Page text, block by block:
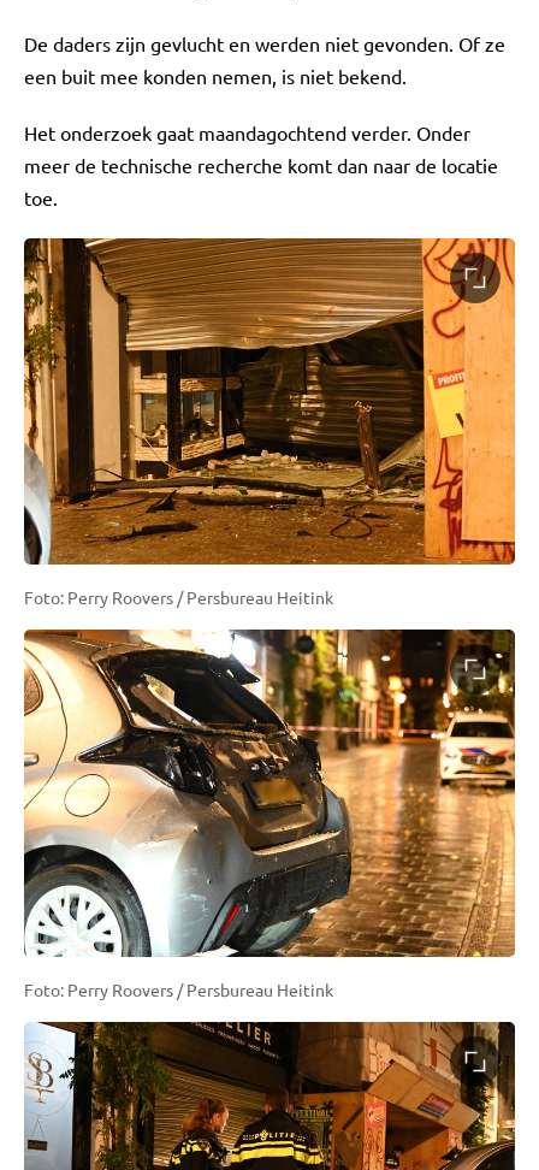
De daders zijn gevlucht en werden niet gevonden. Of ze
een buit mee konden nemen, is niet bekend.
Het onderzoek gaat maandagochtend verder. Onder
meer de technische recherche komt dan naar de locatie
toe.
Foto: Perry Roovers / Persbureau Heitink
Foto: Perry Roovers / Persbureau Heitink